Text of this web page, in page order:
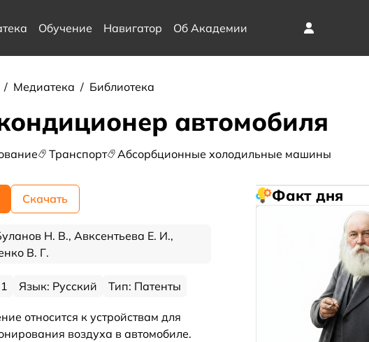
Обучение Навигатор Об Академии
/ Медиатека / Библиотека
автомобиля
Транспорт Абсорбционные холодильные машины
Скачать
Н. В., Авксентьева Е. И.,
В. Г.
Язык: Русский Тип: Патенты
относится к устройствам для
воздуха в автомобиле.
Факт дня